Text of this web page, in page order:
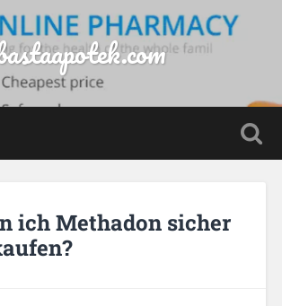
ich Methadon sicher